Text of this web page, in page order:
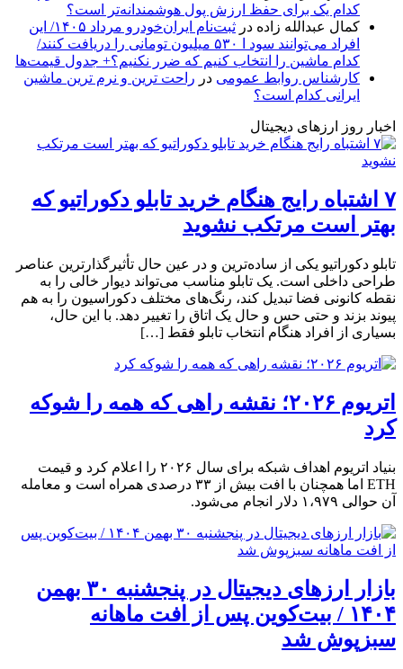
کدام یک برای حفظ ارزش پول هوشمندانه‌تر است؟
کمال عبدالله زاده در
ثبت‌نام ایران‌خودرو مرداد ۱۴۰۵/ این
افراد می‌توانند سود ا ۵۳۰ میلیون تومانی را دریافت کنند/
کدام ماشین را انتخاب کنیم که ضرر نکنیم؟+ جدول قیمت‌ها
کارشناس روابط عمومی در راحت ترین و نرم ترین ماشین
ایرانی کدام است؟
اخبار روز ارزهای دیجیتال
۷ اشتباه رایج هنگام خرید تابلو دکوراتیو که
بهتر است مرتکب نشوید
تابلو دکوراتیو یکی از ساده‌ترین و در عین حال تأثیرگذارترین عناصر
طراحی داخلی است. یک تابلو مناسب می‌تواند دیوار خالی را به
نقطه کانونی فضا تبدیل کند، رنگ‌های مختلف دکوراسیون را به هم
پیوند بزند و حتی حس و حال یک اتاق را تغییر دهد. با این حال،
بسیاری از افراد هنگام انتخاب تابلو فقط […]
اتریوم ۲۰۲۶؛ نقشه راهی که همه را شوکه
کرد
بنیاد اتریوم اهداف شبکه برای سال ۲۰۲۶ را اعلام کرد و قیمت
ETH اما همچنان با افت بیش از ۳۳ درصدی همراه است و معامله
آن حوالی ۱،۹۷۹ دلار انجام می‌شود.
بازار ارزهای دیجیتال در پنجشنبه ۳۰ بهمن
۱۴۰۴ / بیت‌کوین پس از افت ماهانه
سبزپوش شد